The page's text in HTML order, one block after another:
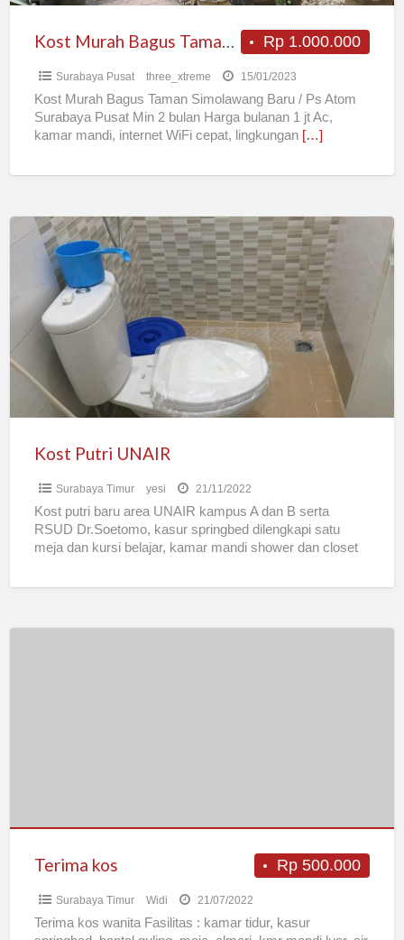
Atom
Surabaya
Rp 1.000.000
Kost Murah Bagus Taman Simolawang Baru / Ps Atom Surabaya Pusat
Surabaya Pusat three_xtreme 15/01/2023
Kost Murah Bagus Taman Simolawang Baru / Ps Atom
Surabaya Pusat Min 2 bulan Harga bulanan 1 jt Ac,
kamar mandi, internet WiFi cepat, lingkungan […]
Kost
UNAIR
Kost Putri UNAIR
Surabaya Timur yesi 21/11/2022
Kost putri baru area UNAIR kampus A dan B serta
RSUD Dr.Soetomo, kasur springbed dilengkapi satu
meja dan kursi belajar, kamar mandi shower dan closet
Rp 500.000
Terima kos
Surabaya Timur Widi 21/07/2022
Terima kos wanita Fasilitas : kamar tidur, kasur